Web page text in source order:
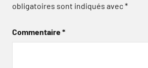
obligatoires sont indiqués avec*
Commentaire*